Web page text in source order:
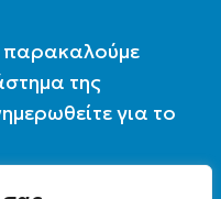
παρακαλούμε
της
για το